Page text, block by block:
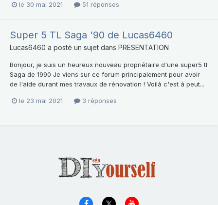
le 30 mai 2021 51 réponses
Super 5 TL Saga '90 de Lucas6460
Lucas6460 a posté un sujet dans PRESENTATION
Bonjour, je suis un heureux nouveau propriétaire d'une super5 tl
Saga de 1990 Je viens sur ce forum principalement pour avoir
de l'aide durant mes travaux de rénovation ! Voilà c'est à peut...
le 23 mai 2021 3 réponses